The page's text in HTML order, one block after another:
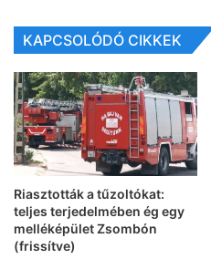
KAPCSOLÓDÓ CIKKEK
Riasztották a tűzoltókat:
teljes terjedelmében ég egy
melléképület Zsombón
(frissítve)